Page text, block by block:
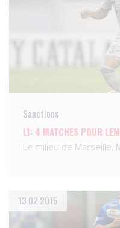
Sanctions
L1: 4 MATCHES POUR
Le milieu de Marseille,
13.02.2015